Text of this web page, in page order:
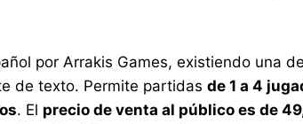
por Arrakis Games, existiendo una
de texto. Permite partidasde 1 a 4
. El precio de venta al público es de